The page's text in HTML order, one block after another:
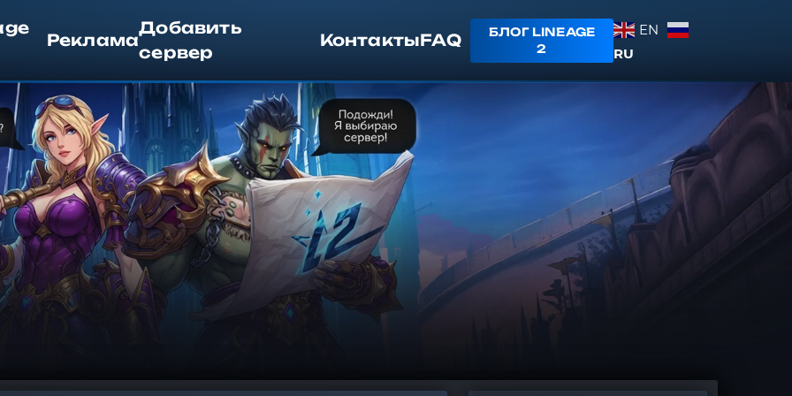
Реклама
Добавить
сервер
КонтактыFAQ
БЛОГ LINEAGE
2
EN
RU